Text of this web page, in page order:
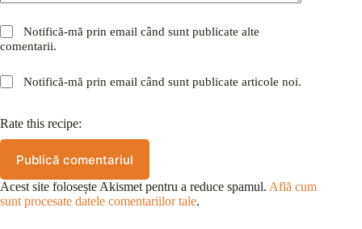
Notifică-mă prin email când sunt publicate alte
comentarii.
Notifică-mă prin email când sunt publicate articole noi.
Rate this recipe:
Publică comentariul
Acest site folosește Akismet pentru a reduce spamul. Află cum
sunt procesate datele comentariilor tale.